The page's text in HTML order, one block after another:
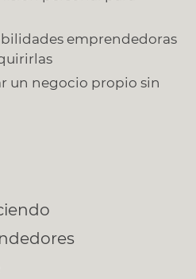
emprendedoras
un negocio propio sin